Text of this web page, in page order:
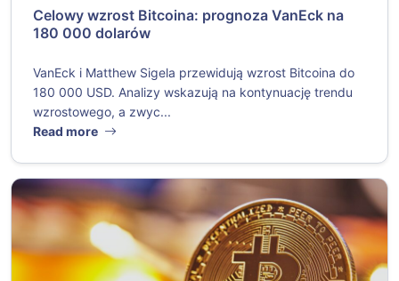
Celowy wzrost Bitcoina: prognoza VanEck na
180 000 dolarów
VanEck i Matthew Sigela przewidują wzrost Bitcoina do
180 000 USD. Analizy wskazują na kontynuację trendu
wzrostowego, a zwyc...
Read more